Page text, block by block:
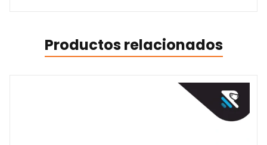
Productos relacionados